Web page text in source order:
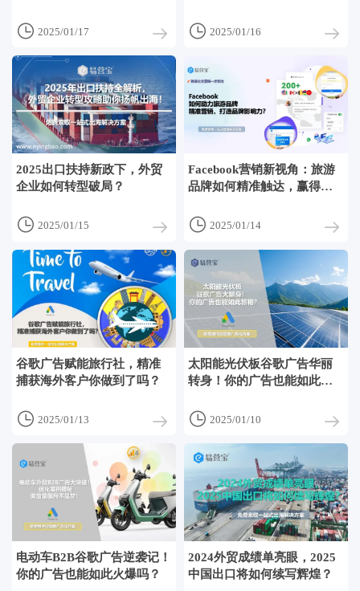
 2025/01/17  2025/01/16
2025出口扶持新政下，外贸
企业如何转型破局？
 2025/01/15
Facebook营销新视角：旅游
品牌如何精准触达，赢得客
 2025/01/14
谷歌广告赋能旅行社，精准
捕获海外客户你做到了吗？
 2025/01/13
太阳能光伏板谷歌广告华丽
转身！你的广告也能如此出
 2025/01/10
电动车B2B谷歌广告逆袭记！
你的广告也能如此火爆吗？
2024外贸成绩单亮眼，2025
中国出口将如何续写辉煌？